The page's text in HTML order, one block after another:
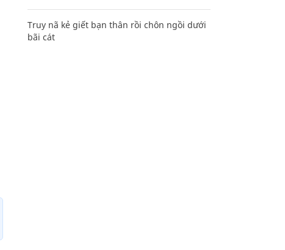
Truy nã kẻ giết bạn thân rồi chôn ngồi dưới
bãi cát